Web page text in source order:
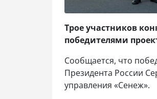
Трое участников
победителями
Сообщается, что
Президента России
управления «Сенеж».